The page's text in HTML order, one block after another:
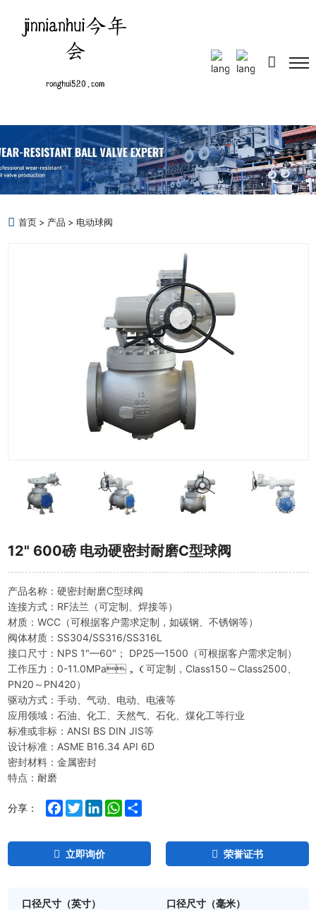
Select Language
首页 产品 电动球阀
12" 600磅 电动硬密封耐磨C型球阀
产品名称：硬密封耐磨C型球阀
连接方式：RF法兰（可定制、焊接等）
材质：WCC（可根据客户需求定制，如碳钢、不锈钢等）
阀体材质：SS304/SS316/SS316L
接口尺寸：NPS 1"—60"； DP25—1500（可根据客户需求定制）
工作压力：0-11.0MPa，（可定制，Class150～Class2500、
PN20～PN420）
驱动方式：手动、气动、电动、电液等
应用领域：石油、化工、天然气、石化、煤化工等行业
标准或非标：ANSI BS DIN JIS等
设计标准：ASME B16.34 API 6D
密封材料：金属密封
特点：耐磨
分享： Facebook
TwitterLinkedInWhatsApp
Share
立即询价 荣誉证书
口径尺寸（毫米）
口径尺寸（英寸）